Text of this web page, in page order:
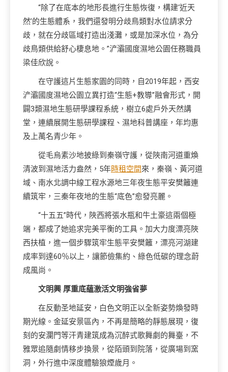
“除了在底本的地形長進行生態恢復，構建‘近天
然’的生態體系，我們還發明分歧鳥類對水位請求分
歧，就在分歧區域打造出淺灘，或是加深水位，為分
歧鳥類供給舒心棲息地。”浐灞國度濕地公園任務職員
梁佳欣說。
在守護這片生態家園的同時，自2019年起，西安
浐灞國度濕地公園立異打造“生態+教導”融會形式，開
闢3類濕地生態研學課程系統，樹立6處戶外天然講
堂，連續展開生態研學課程、濕地科普講座，年均惠
及上萬名青少年。
從毛烏素沙地披綠到秦嶺守護，從陜南河道重煥
清波到濕地活力盎然，5年時租空間來，秦嶺、黃河道
域、南水北調中線工程水源地三年夜生態平安樊籬連
續筑牢，三秦年夜地的生態“底色”愈發亮麗。
“十五五”時代，陜西將張水瓶和牛土豪這兩個極
端，都成了她追求完美平衡的工具。加大力度漂亮陜
西扶植，進一個步驟筑牢生態平安樊籬，漂亮河湖建
成率到達60％以上，讓節儉集約、綠色低碳的理念蔚
成風尚。
文明興 厚重底蘊激活文明強省夢
在反動圣地延安，白色文明正以全新姿勢煥發時
期光線。金延安景區內，不再是簡略的靜態展現，復
刻的安瀾門等汗青建筑成為沉醉式歌舞劇的舞臺，不
雅眾追隨劇情移步換景，從陌頭到院落，從廣場到窯
洞，外行進中深度體驗狼煙歲月。